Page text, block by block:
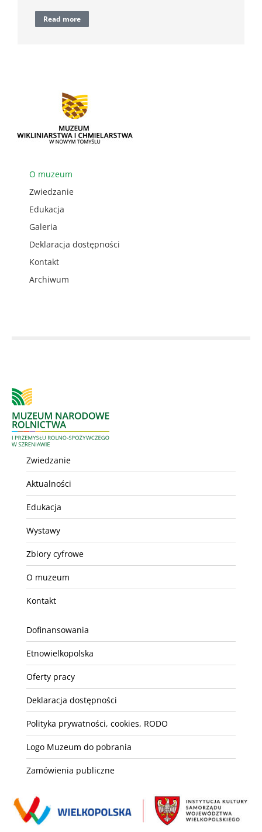
Read more
O muzeum
Zwiedzanie
Edukacja
Galeria
Deklaracja dostępności
Kontakt
Archiwum
Zwiedzanie
Aktualności
Edukacja
Wystawy
Zbiory cyfrowe
O muzeum
Kontakt
Dofinansowania
Etnowielkopolska
Oferty pracy
Deklaracja dostępności
Polityka prywatności, cookies, RODO
Logo Muzeum do pobrania
Zamówienia publiczne